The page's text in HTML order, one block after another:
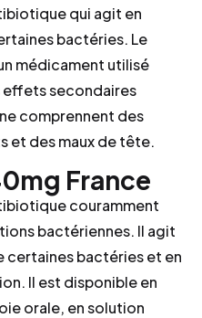
qui agit en
bactéries. Le
médicament utilisé
effets secondaires
comprennent des
et des maux de tête.
France
couramment
bactériennes. Il agit
certaines bactéries et en
Il est disponible en
orale, en solution